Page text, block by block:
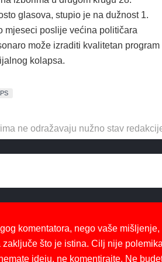
glasova, stupio je na dužnost 1.
mjeseci poslije većina političara
može izraditi kvalitetan program
kolapsa.
ne odražavaju nužno stav
komentatora, nego vaše mišljenje,
što je istina. Cilj nije
ideju, ne komentirajte. Ne